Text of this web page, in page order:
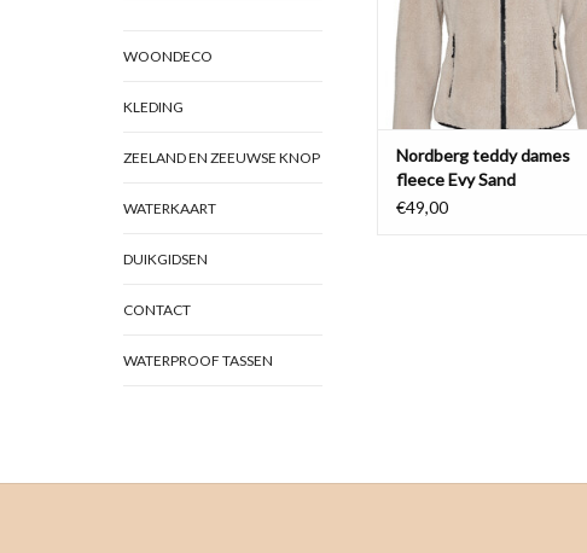
WOONDECO
KLEDING
ZEELAND EN ZEEUWSE KNOP
WATERKAART
DUIKGIDSEN
CONTACT
WATERPROOF TASSEN
TOEVOEGEN AAN
Nordberg teddy dames
fleece Evy Sand
€49,00